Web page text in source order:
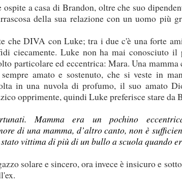
a casa di Brandon, oltre che suo
della sua relazione con un uomo più
che DIVA con Luke; tra i due c'è una forte
ciecamente. Luke non ha mai conosciuto
particolare ed eccentrica: Mara. Una mamma
amato e sostenuto, che si veste in
in una nuvola di profumo, il suo amato
opprimente, quindi Luke preferisce stare da
Mamma era un pochino
di una mamma, d’altro canto, non è
vittima di più di un bullo a scuola quando
solare e sincero, ora invece è insicuro e